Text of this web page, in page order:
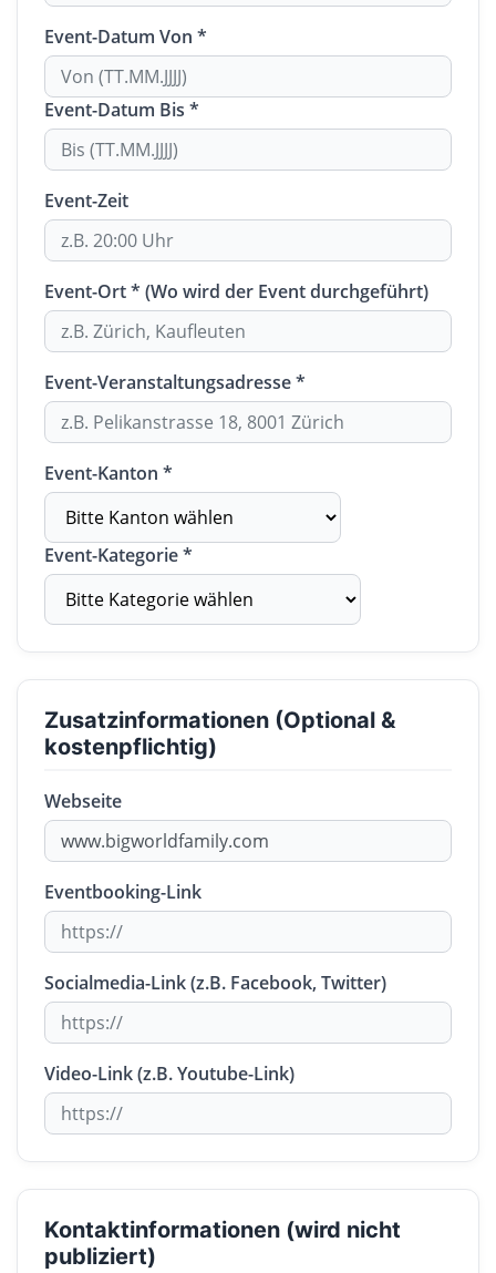
Event-Datum Von *
Event-Datum Bis *
Event-Zeit
Event-Ort * (Wo wird der Event durchgeführt)
Event-Veranstaltungsadresse *
Event-Kanton *
Event-Kategorie *
Zusatzinformationen (Optional &
kostenpflichtig)
Webseite
Eventbooking-Link
Socialmedia-Link (z.B. Facebook, Twitter)
Video-Link (z.B. Youtube-Link)
Kontaktinformationen (wird nicht
publiziert)